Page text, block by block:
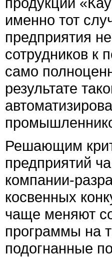
именно тот
предприятия
сотрудников к
само
результате
Решающим
предприятий
компании-
косвенных
чаще меняют
программы на
подогнанные